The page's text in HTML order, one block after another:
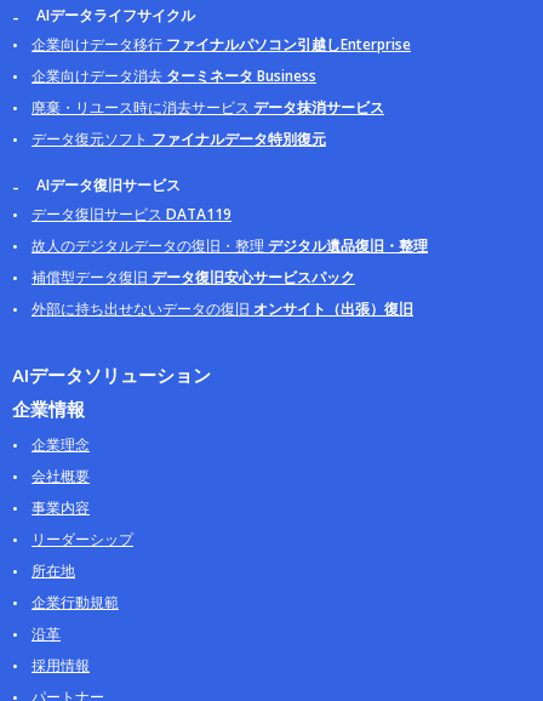
AIデータライフサイクル
企業向けデータ移行 ファイナルパソコン引越しEnterprise
企業向けデータ消去 ターミネータ Business
廃棄・リユース時に消去サービス データ抹消サービス
データ復元ソフト ファイナルデータ特別復元
AIデータ復旧サービス
データ復旧サービス DATA119
故人のデジタルデータの復旧・整理デジタル遺品復旧・整理
補償型データ復旧 データ復旧安心サービスパック
外部に持ち出せないデータの復旧 オンサイト（出張）復旧
AIデータソリューション
企業情報
企業理念
会社概要
事業内容
リーダーシップ
所在地
企業行動規範
沿革
採用情報